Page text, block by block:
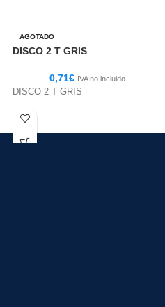
AGOTADO
DISCO 2 T GRIS
0,71€ IVA no incluido
DISCO 2 T GRIS